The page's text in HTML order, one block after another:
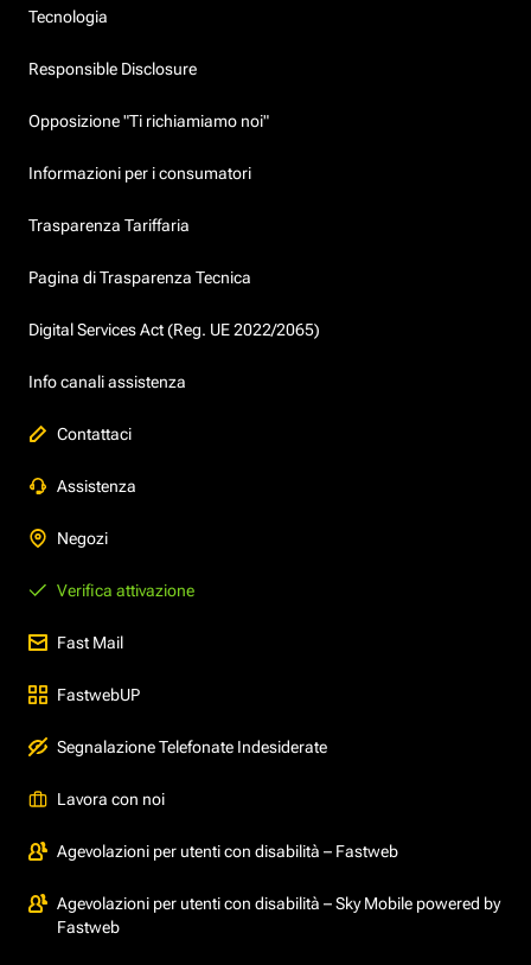
Tecnologia
Responsible Disclosure
Opposizione "Ti richiamiamo noi"
Informazioni per i consumatori
Trasparenza Tariffaria
Pagina di Trasparenza Tecnica
Digital Services Act (Reg. UE 2022/2065)
Info canali assistenza
Contattaci
Assistenza
Negozi
Verifica attivazione
Fast Mail
FastwebUP
Segnalazione Telefonate Indesiderate
Lavora con noi
Agevolazioni per utenti con disabilità – Fastweb
Agevolazioni per utenti con disabilità – Sky Mobile powered by
Fastweb